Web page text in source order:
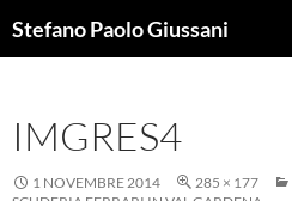
alStefano Paolo Giussani
IMGRES4
1 NOVEMBRE 2014 285 × 177